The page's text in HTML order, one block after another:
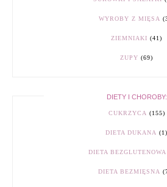
WYROBY Z MIĘSA
ZIEMNIAKI (41)
ZUPY (69)
DIETY I CHOROBY:
CUKRZYCA (155)
DIETA DUKANA (1)
DIETA BEZGLUTENOWA
DIETA BEZMIĘSNA